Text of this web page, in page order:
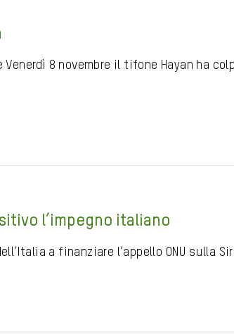
Venerdì 8 novembre il tifone Hayan ha
l’impegno italiano
a finanziare l’appello ONU sulla